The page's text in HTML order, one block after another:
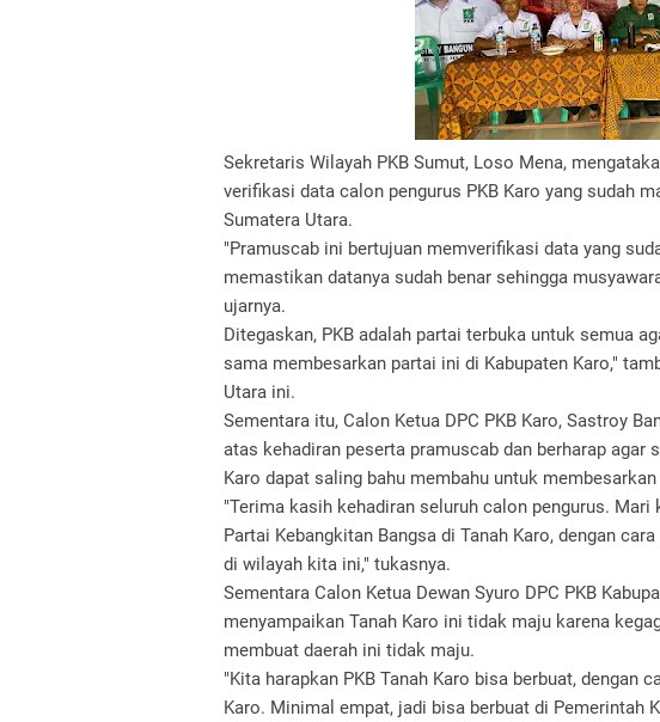
Sekretaris Wilayah PKB Sumut, Loso Mena,
verifikasi data calon pengurus PKB Karo yang sudah
Sumatera Utara.
"Pramuscab ini bertujuan memverifikasi data yang
memastikan datanya sudah benar sehingga
ujarnya.
Ditegaskan, PKB adalah partai terbuka untuk semua
sama membesarkan partai ini di Kabupaten Karo,"
Utara ini.
Sementara itu, Calon Ketua DPC PKB Karo, Sastroy
atas kehadiran peserta pramuscab dan berharap agar
Karo dapat saling bahu membahu untuk membesarkan
"Terima kasih kehadiran seluruh calon pengurus.
Partai Kebangkitan Bangsa di Tanah Karo, dengan
di wilayah kita ini," tukasnya.
Sementara Calon Ketua Dewan Syuro DPC PKB
menyampaikan Tanah Karo ini tidak maju karena
membuat daerah ini tidak maju.
"Kita harapkan PKB Tanah Karo bisa berbuat, dengan
Karo. Minimal empat, jadi bisa berbuat di Pemerintah